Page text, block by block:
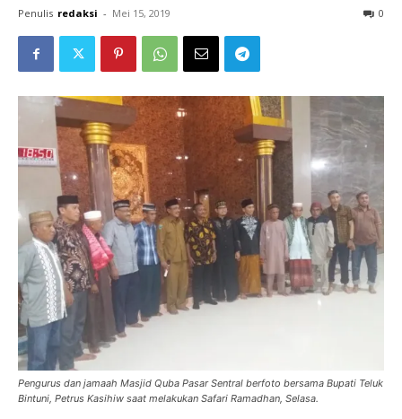
Penulis redaksi - Mei 15, 2019 0
Pengurus dan jamaah Masjid Quba Pasar Sentral berfoto bersama Bupati Teluk
Bintuni, Petrus Kasihiw saat melakukan Safari Ramadhan, Selasa.